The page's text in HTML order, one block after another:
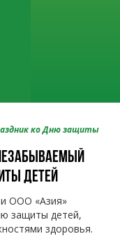
ко Дню защиты
ДЕТЕЙ
и ООО «Азия»
защиты детей,
здоровья.